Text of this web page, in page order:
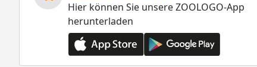
Hier können Sie unsere ZOOLOGO-App
herunterladen